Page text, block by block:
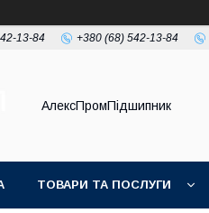
13-84 +380 (68) 542-13-84
АлексПромПідшипник
ТОВАРИ ТА ПОСЛУГИ